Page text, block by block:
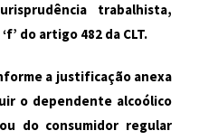
trabalhista,
do artigo 482 da CLT.
a justificação anexa
o dependente alcoólico
do consumidor regular